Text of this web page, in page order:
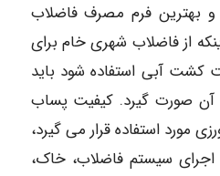
و بهترین فرم مصرف فاضلاب
از فاضلاب شهری خام برای
کشت آبی استفاده شود باید
آن صورت گیرد. کیفیت پساب
مورد استفاده قرار می گیرد،
اجرای سیستم فاضلاب، خاک،